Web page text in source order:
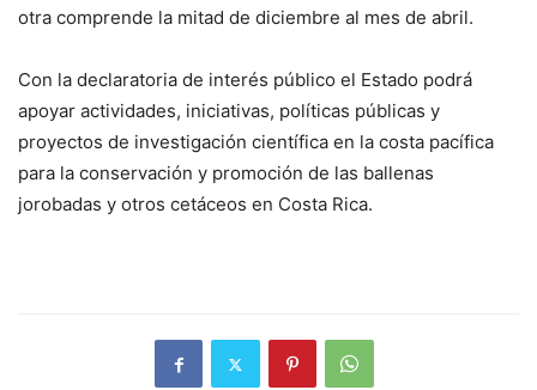
otra comprende la mitad de diciembre al mes de abril.
Con la declaratoria de interés público el Estado podrá
apoyar actividades, iniciativas, políticas públicas y
proyectos de investigación científica en la costa pacífica
para la conservación y promoción de las ballenas
jorobadas y otros cetáceos en Costa Rica.